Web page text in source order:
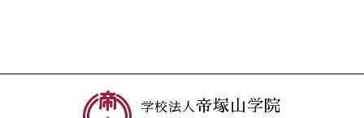
学校法人帝塚山学院